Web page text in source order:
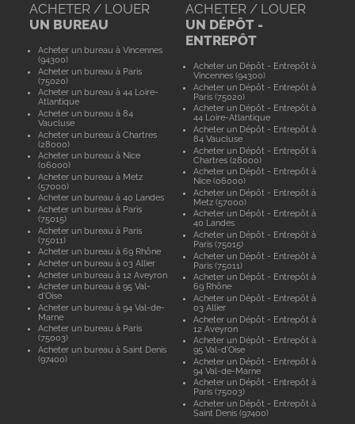
ACHETER / LOUER
UN BUREAU
Acheter un bureau à Vincennes
(94300)
Acheter un bureau à Paris
(75020)
Acheter un bureau à 44 Loire-
Atlantique
Acheter un bureau à 84
Vaucluse
Acheter un bureau à Chartres
(28000)
Acheter un bureau à Nice
(06000)
Acheter un bureau à Metz
(57000)
Acheter un bureau à 40 Landes
Acheter un bureau à Paris
(75015)
Acheter un bureau à Paris
(75011)
Acheter un bureau à 69 Rhône
Acheter un bureau à 03 Allier
Acheter un bureau à 12 Aveyron
Acheter un bureau à 95 Val-
d'Oise
Acheter un bureau à 94 Val-de-
Marne
Acheter un bureau à Paris
(75003)
Acheter un bureau à Saint Denis
(97400)
ACHETER / LOUER
UN DÉPÔT -
ENTREPÔT
Acheter un Dépôt - Entrepôt à
Vincennes (94300)
Acheter un Dépôt - Entrepôt à
Paris (75020)
Acheter un Dépôt - Entrepôt à
44 Loire-Atlantique
Acheter un Dépôt - Entrepôt à
84 Vaucluse
Acheter un Dépôt - Entrepôt à
Chartres (28000)
Acheter un Dépôt - Entrepôt à
Nice (06000)
Acheter un Dépôt - Entrepôt à
Metz (57000)
Acheter un Dépôt - Entrepôt à
40 Landes
Acheter un Dépôt - Entrepôt à
Paris (75015)
Acheter un Dépôt - Entrepôt à
Paris (75011)
Acheter un Dépôt - Entrepôt à
69 Rhône
Acheter un Dépôt - Entrepôt à
03 Allier
Acheter un Dépôt - Entrepôt à
12 Aveyron
Acheter un Dépôt - Entrepôt à
95 Val-d'Oise
Acheter un Dépôt - Entrepôt à
94 Val-de-Marne
Acheter un Dépôt - Entrepôt à
Paris (75003)
Acheter un Dépôt - Entrepôt à
Saint Denis (97400)